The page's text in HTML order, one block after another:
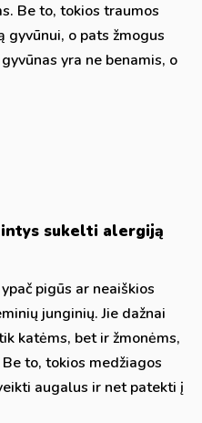
Be to, tokios traumos
o pats žmogus
yra ne benamis, o
sukelti alergiją
pigūs ar neaiškios
junginių. Jie dažnai
katėms, bet ir žmonėms,
to, tokios medžiagos
augalus ir net patekti į